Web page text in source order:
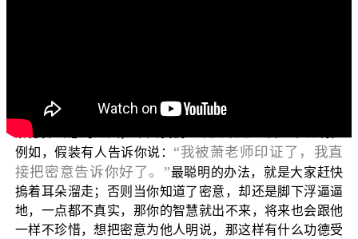
打探密意的人，他们两者之间功德受用的差异，这样来了
解打探密意的过失；今天我们继续延续这个议题来说明。
例如，假装有人告诉你说： “我被萧老师印证了，我直
接把密意告诉你好了。”最聪明的办法，就是大家赶快
摀着耳朵溜走；否则当你知道了密意，却还是脚下浮逼逼
地，一点都不真实，那你的智慧就出不来，将来也会跟他
一样不珍惜，想把密意为他人明说，那这样有什么功德受